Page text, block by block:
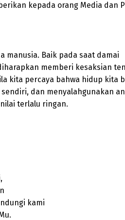
kepada orang Media dan
manusia. Baik pada saat damai
memberi kesaksian
kita percaya bahwa hidup kita
dan menyalahgunakan
terlalu ringan.
kami